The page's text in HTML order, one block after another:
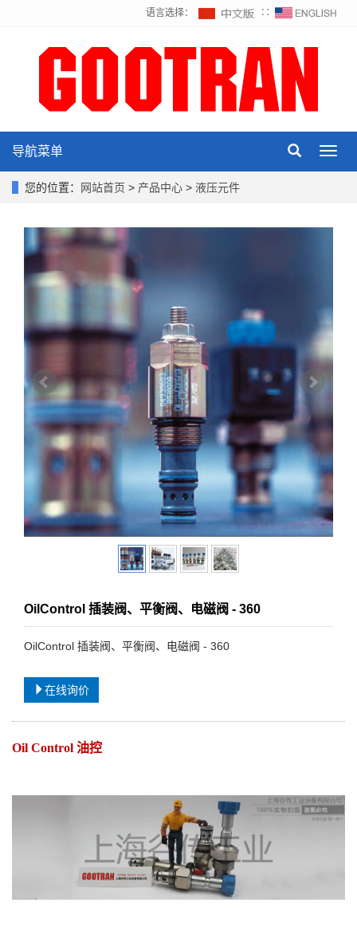
语言选择： ∷
导航菜单
您的位置： 网站首页 > 产品中心 > 液压元件
OilControl 插装阀、平衡阀、电磁阀 - 360
OilControl 插装阀、平衡阀、电磁阀 - 360
在线询价
Oil Control 油控